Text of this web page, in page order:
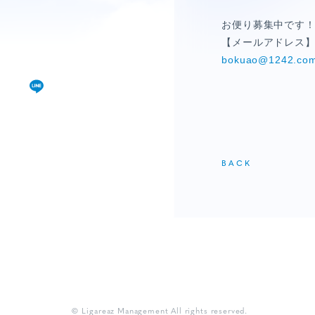
RADIO
思い出
お便り募集中です！
【メールアドレス】
BACK
© Ligareaz Management All rights reserved.